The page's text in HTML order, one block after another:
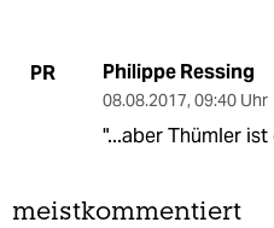
PR Philippe Ressing
08.08.2017, 09:40 Uhr
"...aber Thümler
meistkommentiert